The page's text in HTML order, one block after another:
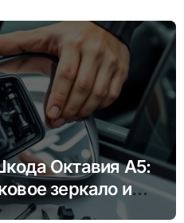
Октавия А5:
зеркало и
элемент своими